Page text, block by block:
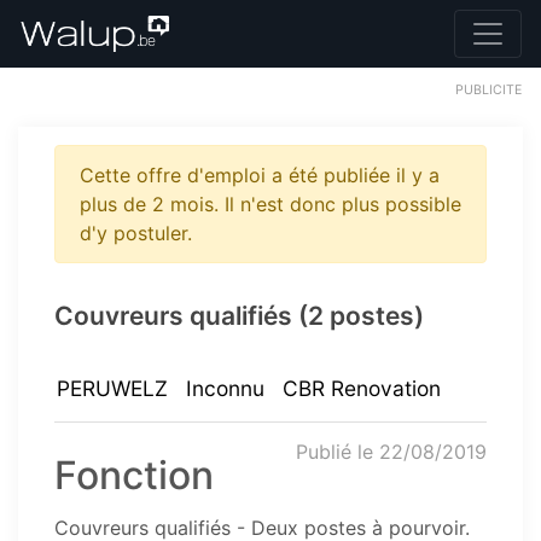
PUBLICITE
Cette offre d'emploi a été publiée il y a
plus de 2 mois. Il n'est donc plus possible
d'y postuler.
Couvreurs qualifiés (2 postes)
PERUWELZ Inconnu CBR Renovation
Publié le 22/08/2019
Fonction
Couvreurs qualifiés - Deux postes à pourvoir.